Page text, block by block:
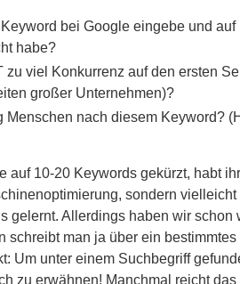
bei Google eingebe und
habe?
zu viel Konkurrenz auf den ersten
großer Unternehmen)?
Menschen nach diesem Keyword?
auf 10-20 Keywords gekürzt, habt
sondern
gelernt. Allerdings haben wir schon
schreibt man ja über ein
Um unter einem Suchbegriff
zu erwähnen! Manchmal reicht